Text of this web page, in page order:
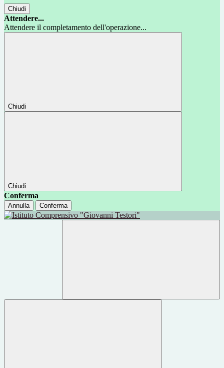
Chiudi
Attendere...
Attendere il completamento dell'operazione...
Chiudi
Chiudi
Conferma
Annulla Conferma